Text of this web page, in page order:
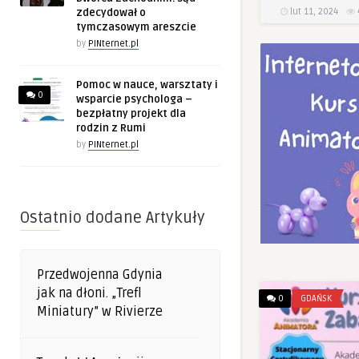
zdecydował o
tymczasowym areszcie
by PINternet.pl
0
Pomoc w nauce, warsztaty i
wsparcie psychologa –
bezpłatny projekt dla
rodzin z Rumi
by PINternet.pl
Ostatnio dodane Artykuły
Przedwojenna Gdynia
jak na dłoni. „Trefl
Miniatury” w Rivierze
lut 11, 2024
0 GDAŃSK